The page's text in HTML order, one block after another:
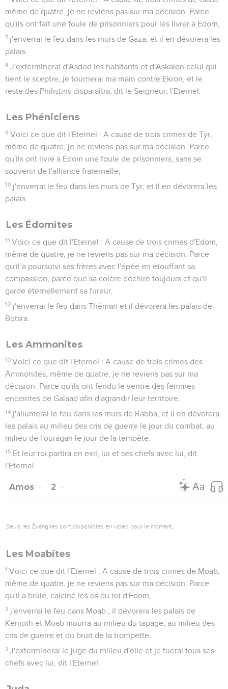
Botsra.
Les Ammonites
Voici ce que dit l'Eternel : A cause de trois crimes des
enceintes de Galaad afin d'agrandir leur territoire,
les palais au milieu des cris de guerre le jour du combat, au
Et leur roi partira en exil, lui et ses chefs avec lui, dit
l'Eternel.
Amos 2
Les Moabites
1 Voici ce que dit l'Eternel : A cause de trois crimes de Moab,
même de quatre, je ne reviens pas sur ma décision. Parce
qu'il a brûlé, calciné les os du roi d'Edom,
2
j'enverrai le feu dans Moab ; il dévorera les palais de
Kerijoth et Moab mourra au milieu du tapage, au milieu des
cris de guerre et du bruit de la trompette.
chefs avec lui, dit l'Eternel.
Juda
4
Voici ce que dit l'Eternel : A cause de trois crimes de Juda,
même de quatre, je ne reviens pas sur ma décision. Parce
qu'ils ont méprisé la loi de l'Eternel et n'ont pas gardé ses
prescriptions, parce qu'ils ont été égarés par les idoles
mensongères que leurs ancêtres avaient adorées,
5
j'enverrai le feu dans Juda et il dévorera les palais de
Jérusalem.
même de quatre, je ne reviens pas sur ma décision, parce
une paire de sandales.
faibles, et ils violent le droit des malheureux. Le fils et le
père s’unissent à la même fille afin de déshonorer mon saint
nom.
Ils s'étendent près de chaque autel sur des habits pris en
gage, et ils boivent dans le temple de leurs dieux le vin de
ceux qu'ils condamnent.
Et pourtant j'ai détruit devant eux les Amoréens, dont la
hauteur égalait celle des cèdres et la force celle des chênes,